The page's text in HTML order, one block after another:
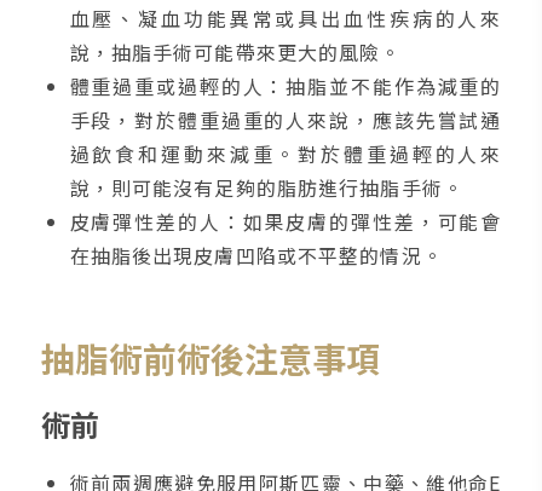
血壓、凝血功能異常或具出血性疾病的人來
說，抽脂手術可能帶來更大的風險。
體重過重或過輕的人：抽脂並不能作為減重的
手段，對於體重過重的人來說，應該先嘗試通
過飲食和運動來減重。對於體重過輕的人來
說，則可能沒有足夠的脂肪進行抽脂手術。
皮膚彈性差的人：如果皮膚的彈性差，可能會
在抽脂後出現皮膚凹陷或不平整的情況。
抽脂術前術後注意事項
術前
術前兩週應避免服用阿斯匹靈、中藥、維他命E